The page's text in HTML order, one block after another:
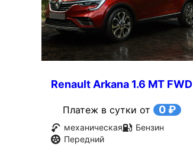
Renault Arkana 1.6 MT FWD
Платеж в сутки от 0 ₽
механическая
Бензин
Передний